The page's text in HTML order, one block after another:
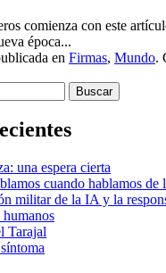
comienza con este
época...
en Firmas, Mundo.
una espera cierta
cuando hablamos de
militar de la IA y la
humanos
Tarajal